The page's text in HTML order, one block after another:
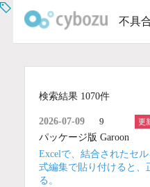
不具
検索結果 1070件
2026-07-09 9 更
パッケージ版 Garoon
Excelで、結合されたセ
式編集で貼り付けると、
る。